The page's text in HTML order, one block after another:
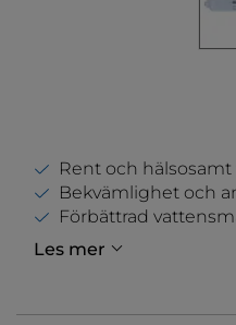
Rent och hälsosamt
Bekvämlighet och
Förbättrad
Les mer